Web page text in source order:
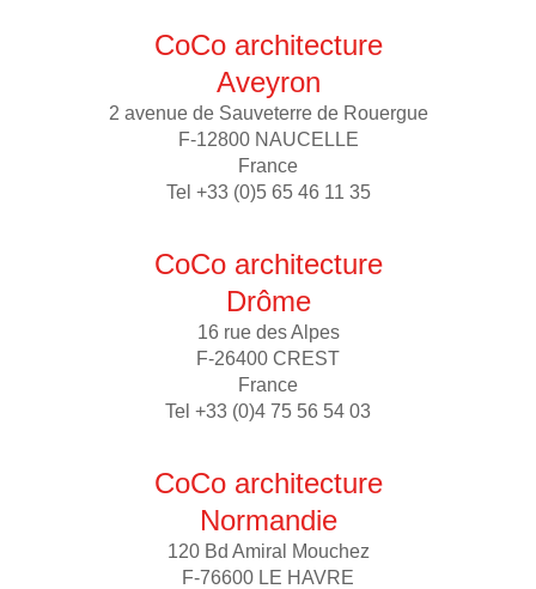
CoCo architecture
Aveyron
2 avenue de Sauveterre de Rouergue
F-12800 NAUCELLE
France
Tel +33 (0)5 65 46 11 35
CoCo architecture
Drôme
16 rue des Alpes
F-26400 CREST
France
Tel +33 (0)4 75 56 54 03
CoCo architecture
Normandie
120 Bd Amiral Mouchez
F-76600 LE HAVRE